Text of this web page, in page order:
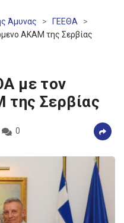
Άμυνας > ΓΕΕΘΑ
>
ΑΚΑΜ της Σερβίας
με τον
Σερβίας
0